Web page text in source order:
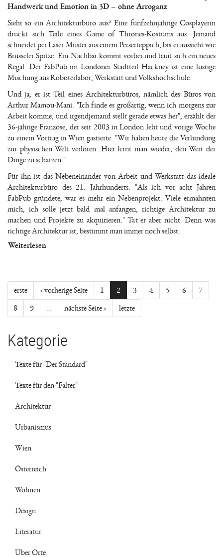
Handwerk und Emotion in 3D – ohne Arroganz
Sieht so ein Architekturbüro aus? Eine fünfzehnjährige Cosplayerin
druckt sich Teile eines Game of Thrones-Kostüms aus. Jemand
schneidet per Laser Muster aus einem Perserteppich, bis er aussieht wie
Brüsseler Spitze. Ein Nachbar kommt vorbei und baut sich ein neues
Regal. Der FabPub im Londoner Stadtteil Hackney ist eine lustige
Mischung aus Roboterlabor, Werkstatt und Volkshochschule.
Und ja, er ist Teil eines Architekturbüros, nämlich des Büros von
Arthur Mamou-Mani. "Ich finde es großartig, wenn ich morgens zur
Arbeit komme, und irgendjemand stellt gerade etwas her", erzählt der
36-jährige Franzose, der seit 2003 in London lebt und vorige Woche
zu einem Vortrag in Wien gastierte. "Wir haben heute die Verbindung
zur physischen Welt verloren. Hier lernt man wieder, den Wert der
Dinge zu schätzen."
Für ihn ist das Nebeneinander von Arbeit und Werkstatt das ideale
Architekturbüro des 21. Jahrhunderts. "Als ich vor acht Jahren
FabPub gründete, war es mehr ein Nebenprojekt. Viele ermahnten
mich, ich solle jetzt bald mal anfangen, richtige Architektur zu
machen und Projekte zu akquirieren." Tat er aber nicht. Denn was
richtige Architektur ist, bestimmt man immer noch selbst.
Weiterlesen
erste ‹ vorherige Seite 1 2 3 4 5 6 7
8 9 … nächste Seite › letzte
Kategorie
Texte für "Der Standard"
Texte für den "Falter"
Architektur
Urbanismus
Wien
Österreich
Wohnen
Design
Literatur
Über Orte